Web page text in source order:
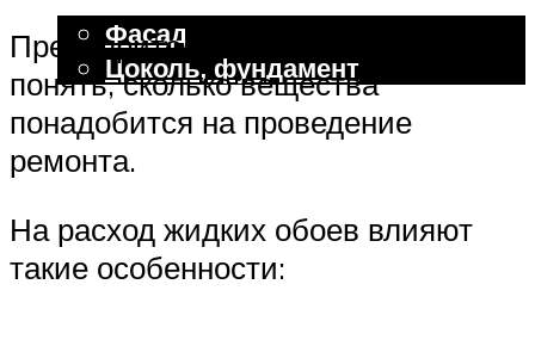
Фасад
Цоколь, фундамент
Меню
Предварительные расчеты помогут
понять, сколько вещества
понадобится на проведение
ремонта.
На расход жидких обоев влияют
такие особенности: